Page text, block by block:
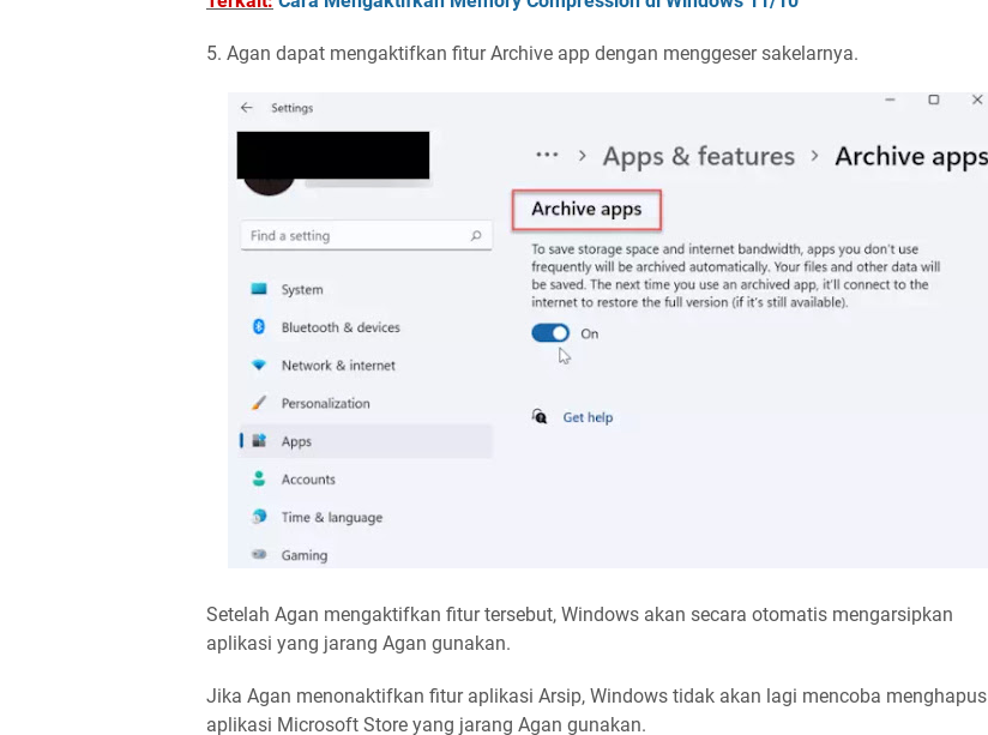
5. Agan dapat mengaktifkan fitur Archive app dengan menggeser sakelarnya.
Setelah Agan mengaktifkan fitur tersebut, Windows akan secara otomatis mengarsipkan
aplikasi yang jarang Agan gunakan.
Jika Agan menonaktifkan fitur aplikasi Arsip, Windows tidak akan lagi mencoba menghapus
aplikasi Microsoft Store yang jarang Agan gunakan.